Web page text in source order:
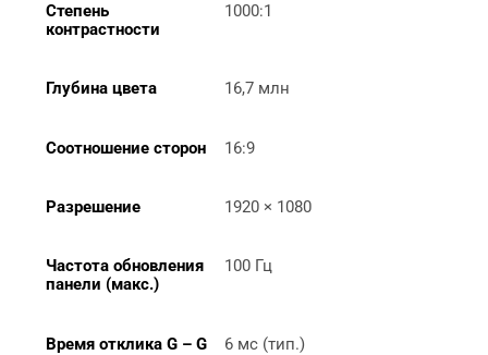
Степень
контрастности
1000:1
Глубина цвета 16,7 млн
Соотношение сторон 16:9
Разрешение 1920 × 1080
Частота обновления
панели (макс.)
100 Гц
Время отклика G – G 6 мс (тип.)